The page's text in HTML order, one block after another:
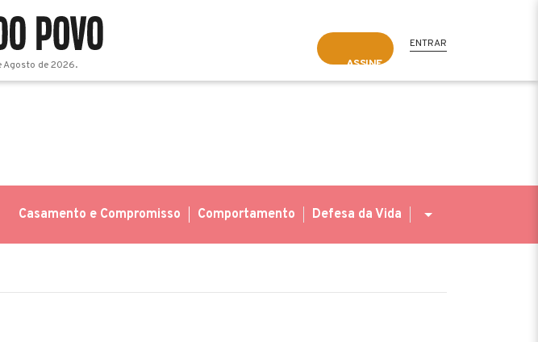
ASSINE
ENTRAR
de 2026.
Casamento e Compromisso Comportamento Defesa da Vida